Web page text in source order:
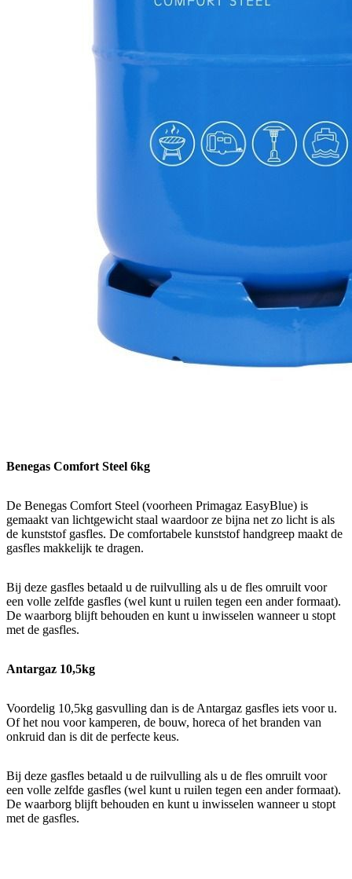
Benegas Comfort Steel 6kg
De Benegas Comfort Steel (voorheen Primagaz EasyBlue) is
gemaakt van lichtgewicht staal waardoor ze bijna net zo licht is als
de kunststof gasfles. De comfortabele kunststof handgreep maakt de
gasfles makkelijk te dragen.
Bij deze gasfles betaald u de ruilvulling als u de fles omruilt voor
een volle zelfde gasfles (wel kunt u ruilen tegen een ander formaat).
De waarborg blijft behouden en kunt u inwisselen wanneer u stopt
met de gasfles.
Antargaz 10,5kg
Voordelig 10,5kg gasvulling dan is de Antargaz gasfles iets voor u.
Of het nou voor kamperen, de bouw, horeca of het branden van
onkruid dan is dit de perfecte keus.
Bij deze gasfles betaald u de ruilvulling als u de fles omruilt voor
een volle zelfde gasfles (wel kunt u ruilen tegen een ander formaat).
De waarborg blijft behouden en kunt u inwisselen wanneer u stopt
met de gasfles.